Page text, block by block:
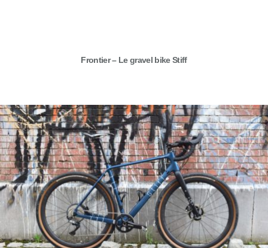
Catégories
Frontier – Le gravel bike Stiff